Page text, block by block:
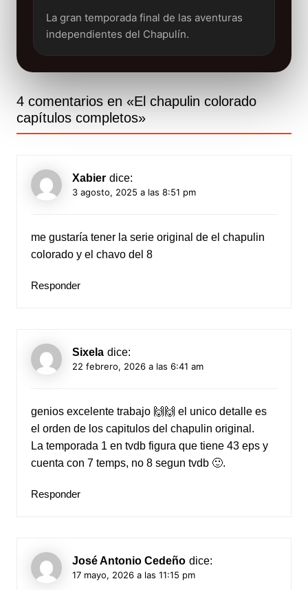
La gran temporada final de las aventuras
independientes del Chapulín.
4 comentarios en «El chapulin colorado
capítulos completos»
Xabier dice:
3 agosto, 2025 a las 8:51 pm
me gustaría tener la serie original de el chapulin
colorado y el chavo del 8
Responder
Sixela dice:
22 febrero, 2026 a las 6:41 am
genios excelente trabajo 🙌🙌 el unico detalle es
el orden de los capitulos del chapulin original.
La temporada 1 en tvdb figura que tiene 43 eps y
cuenta con 7 temps, no 8 segun tvdb 🙂.
Responder
José Antonio Cedeño dice:
17 mayo, 2026 a las 11:15 pm